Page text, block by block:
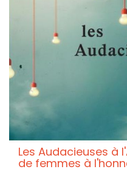
Les Audacieuses à
de femmes à